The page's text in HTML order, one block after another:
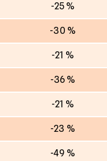
-25 %
-30 %
-21 %
-36 %
-21 %
-23 %
-49 %